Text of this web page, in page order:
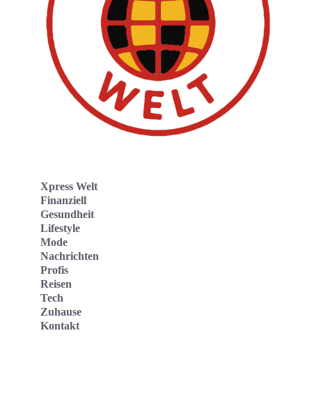
Xpress Welt
Finanziell
Gesundheit
Lifestyle
Mode
Nachrichten
Profis
Reisen
Tech
Zuhause
Kontakt